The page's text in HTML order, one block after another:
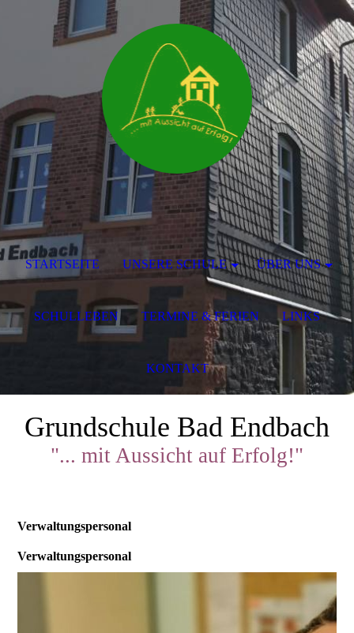
Grundschule Bad Endbach
"... mit Aussicht auf Erfolg!"
Verwaltungspersonal
Verwaltungspersonal
STARTSEITE UNSERE SCHULE ÜBER UNS
SCHULLEBEN TERMINE & FERIEN LINKS
KONTAKT